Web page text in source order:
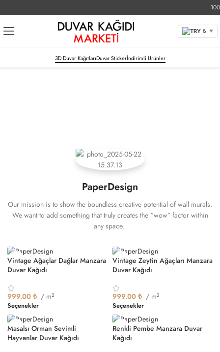
1000
TRY ₺ ▼
3D Duvar KağıtlarıDuvar Stickerİndirimli Ürünler
PaperDesign
Our mission is to show the boundless creative potential of wall murals.
We want to add something that truly creates the “wow”-factor within
any space.
Vintage Ağaçlar Dağlar Manzara
Duvar Kağıdı
999.00 ₺ / m2
Seçenekler
Vintage Zeytin Ağaçları Manzara
Duvar Kağıdı
999.00 ₺ / m2
Seçenekler
Masalsı Orman Sevimli
Hayvanlar Duvar Kağıdı
Renkli Pembe Manzara Duvar
Kağıdı